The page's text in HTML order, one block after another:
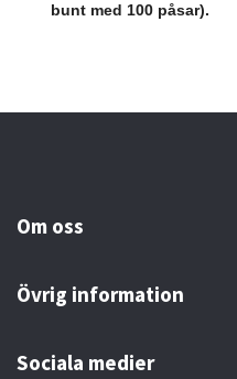
bunt med 100 påsar).
Om oss
Övrig information
Sociala medier